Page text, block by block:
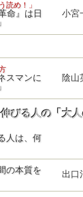
読め！」
命』は日
小宮
スマンに
陰山
びる人の「大人
人は、何
の本質を
出口